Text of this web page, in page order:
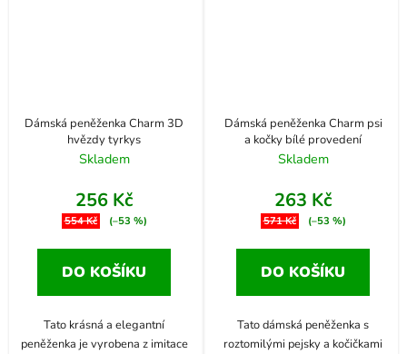
Dámská peněženka Charm 3D
hvězdy tyrkys
Skladem
256 Kč
554 Kč (–53 %)
DO KOŠÍKU
Tato krásná a elegantní
peněženka je vyrobena z imitace
Dámská peněženka Charm psi
a kočky bílé provedení
Skladem
263 Kč
571 Kč (–53 %)
DO KOŠÍKU
Tato dámská peněženka s
roztomilými pejsky a kočičkami